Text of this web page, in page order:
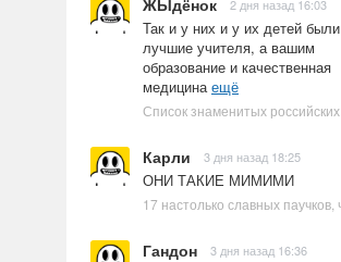
ЖЫдёнок 2 дня назад 16:03
Так и у них и у их детей были
лучшие учителя, а вашим
образование и качественная
медицинаещё
Карли 3 дня назад 18:25
ОНИ ТАКИЕ МИМИМИ
Гандон 3 дня назад 16:36